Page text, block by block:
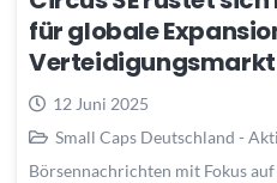
für globale
Verteidigungsmarkt
12 Juni 2025
Small Caps Deutschland -
Börsennachrichten mit Fokus